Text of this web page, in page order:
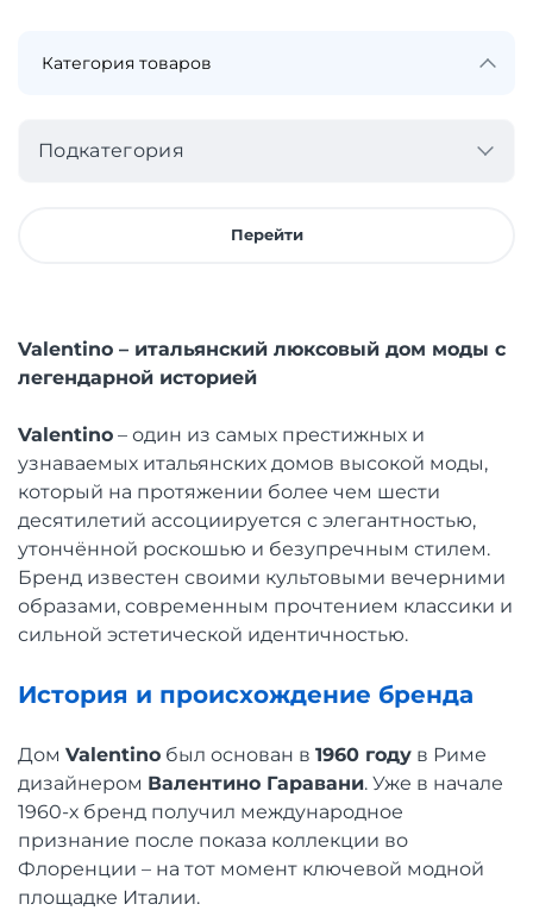
Подкатегория
Перейти
Valentino – итальянский люксовый дом моды с
легендарной историей
Valentino – один из самых престижных и
узнаваемых итальянских домов высокой моды,
который на протяжении более чем шести
десятилетий ассоциируется с элегантностью,
утончённой роскошью и безупречным стилем.
Бренд известен своими культовыми вечерними
образами, современным прочтением классики и
сильной эстетической идентичностью.
История и происхождение бренда
Дом Valentino был основан в 1960 году в Риме
дизайнером Валентино Гаравани. Уже в начале
1960-х бренд получил международное
признание после показа коллекции во
Флоренции – на тот момент ключевой модной
площадке Италии.